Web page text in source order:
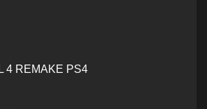
4 REMAKE PS4